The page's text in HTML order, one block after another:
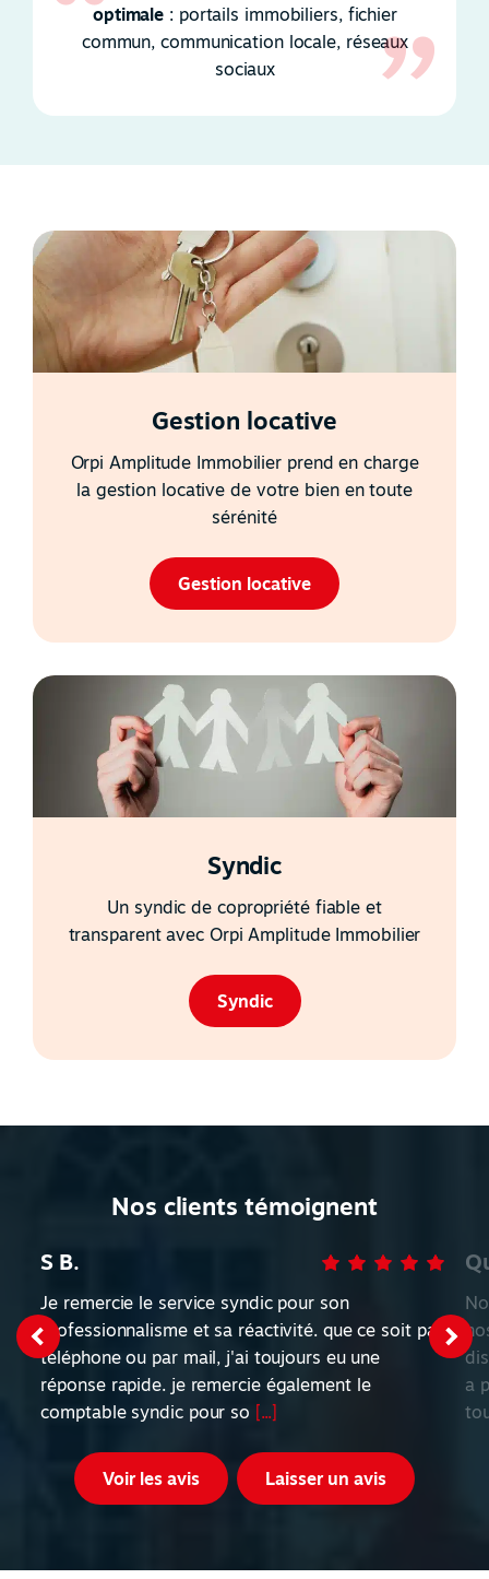
optimale : portails immobiliers, fichier
commun, communication locale, réseaux
sociaux
Gestion locative
Orpi Amplitude Immobilier prend en charge
la gestion locative de votre bien en toute
sérénité
Gestion locative
Syndic
Un syndic de copropriété fiable et
transparent avec Orpi Amplitude Immobilier
Syndic
Nos clients témoignent
S B.
Je remercie le service syndic pour son
professionnalisme et sa réactivité. que ce soit par
téléphone ou par mail, j'ai toujours eu une
réponse rapide. je remercie également le
comptable syndic pour so [...]
a
Voir les avis Laisser un avis